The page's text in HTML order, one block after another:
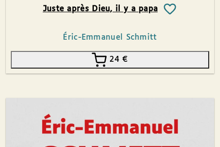
Juste après Dieu, il y a papa
Éric-Emmanuel Schmitt
24€